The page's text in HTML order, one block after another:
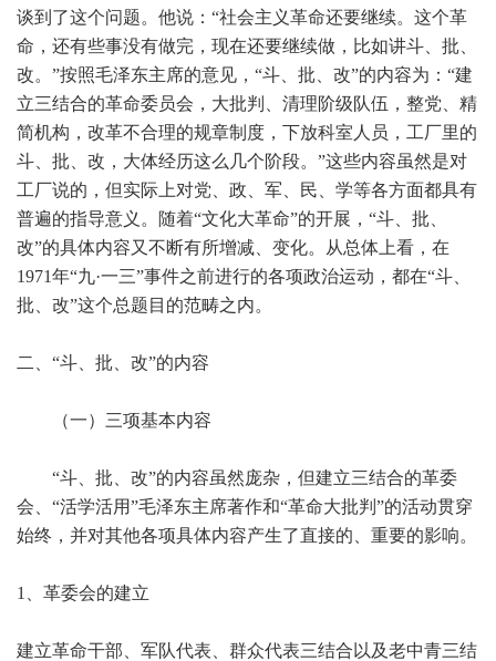
谈到了这个问题。他说：“社会主义革命还要继续。这个革
命，还有些事没有做完，现在还要继续做，比如讲斗、批、
改。”按照毛泽东主席的意见，“斗、批、改”的内容为：“建
立三结合的革命委员会，大批判、清理阶级队伍，整党、精
简机构，改革不合理的规章制度，下放科室人员，工厂里的
斗、批、改，大体经历这么几个阶段。”这些内容虽然是对
工厂说的，但实际上对党、政、军、民、学等各方面都具有
普遍的指导意义。随着“文化大革命”的开展，“斗、批、
改”的具体内容又不断有所增减、变化。从总体上看，在
1971年“九·一三”事件之前进行的各项政治运动，都在“斗、
批、改”这个总题目的范畴之内。
二、“斗、批、改”的内容
（一）三项基本内容
“斗、批、改”的内容虽然庞杂，但建立三结合的革委
会、“活学活用”毛泽东主席著作和“革命大批判”的活动贯穿
始终，并对其他各项具体内容产生了直接的、重要的影响。
1 、革委会的建立
建立革命干部、军队代表、群众代表三结合以及老中青三结